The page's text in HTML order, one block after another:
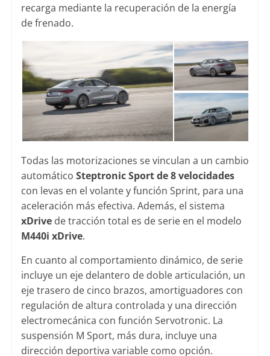
recarga mediante la recuperación de la energía
de frenado.
Todas las motorizaciones se vinculan a un cambio
automático Steptronic Sport de 8 velocidades
con levas en el volante y función Sprint, para una
aceleración más efectiva. Además, el sistema
xDrivede tracción total es de serie en el modelo
M440i xDrive.
En cuanto al comportamiento dinámico, de serie
incluye un eje delantero de doble articulación, un
eje trasero de cinco brazos, amortiguadores con
regulación de altura controlada y una dirección
electromecánica con función Servotronic. La
suspensión M Sport, más dura, incluye una
dirección deportiva variable como opción.